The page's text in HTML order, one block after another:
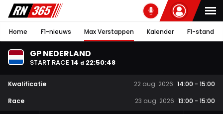
Home F1-nieuws Max Verstappen Kalender F1-stand
GP NEDERLAND
START RACE 14 d 22:50:48
Kwalificatie 22 aug. 2026 14:00 - 15:00
Race
23 aug. 2026 13:00 - 15:00